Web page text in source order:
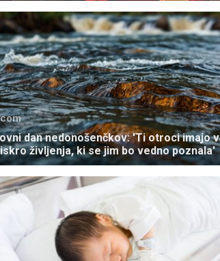
dan nedonošenčkov: 'Ti otroci imajo v
življenja, ki se jim bo vedno poznala'